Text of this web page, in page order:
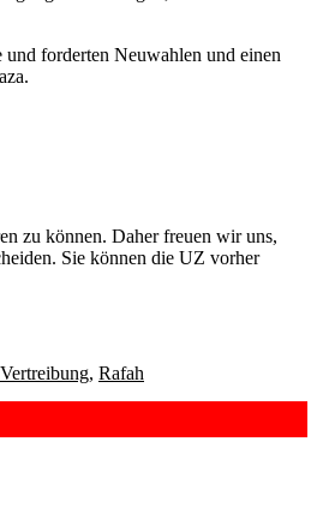
und forderten Neuwahlen und einen
zu können. Daher freuen wir uns,
Sie können die UZ vorher
, Rafah